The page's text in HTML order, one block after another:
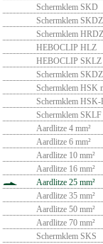
Schermklem SKD
Schermklem SKDZ
Schermklem HRDZ
HEBOCLIP HLZ
HEBOCLIP SKLZ
Schermklem
Schermklem HSK
Schermklem HSK-
Schermklem SKLF
Aardlitze 4 mm²
Aardlitze 6 mm²
Aardlitze 10 mm²
Aardlitze 16 mm²
Aardlitze 25 mm²
Aardlitze 35 mm²
Aardlitze 50 mm²
Aardlitze 70 mm²
Schermklem SKS